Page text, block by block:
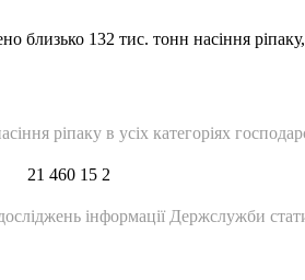
близько 132 тис. тонн насіння
ріпаку в усіх категоріях
інформації Держслужби